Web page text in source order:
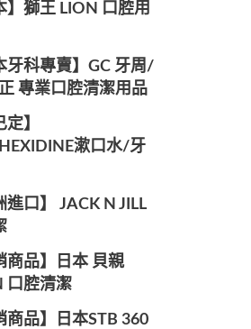
獅王 LION 口腔用
科專賣】GC 牙周/
專業口腔清潔用品
】
漱口水/牙
口】 JACK N JILL
品】日本 貝親
口腔清潔
品】日本STB 360